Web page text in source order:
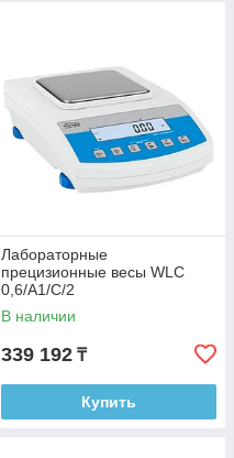
Лабораторные
прецизионные весы WLC
0,6/A1/C/2
В наличии
339 192 ₸
Купить